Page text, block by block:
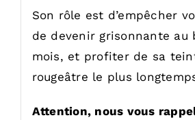
Son rôle est d’empêcher
de devenir grisonnante au
mois, et profiter de sa
rougeâtre le plus
Attention, nous vous